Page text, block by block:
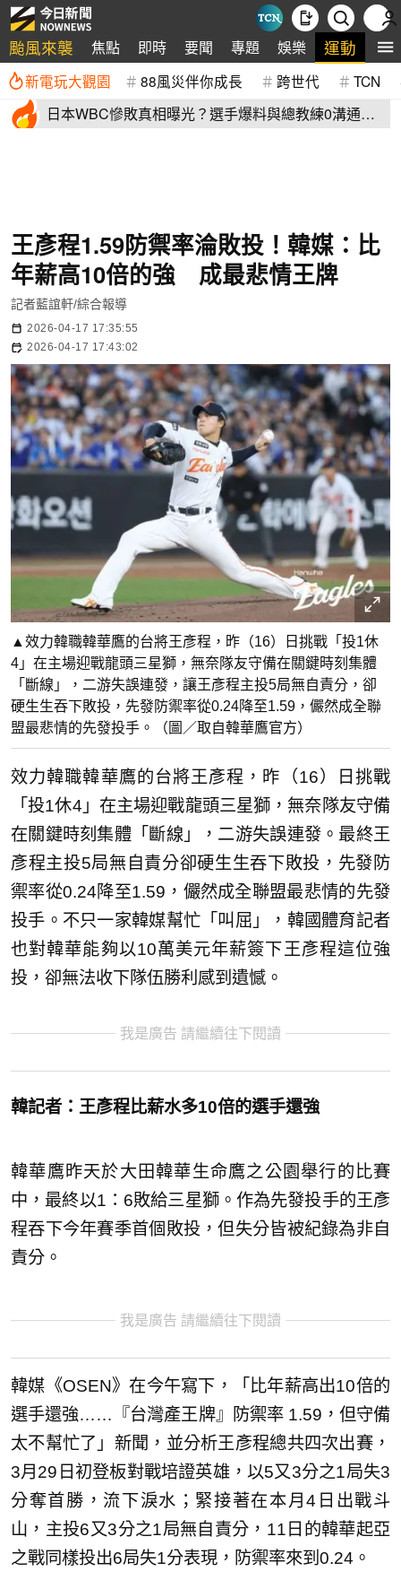
颱風來襲 焦點 即時 要聞 專題 娛樂 運動 全
新電玩大觀園 88風災伴你成長 跨世代 TCN
日本WBC慘敗真相曝光？選手爆料與總教練0溝通
王彥程1.59防禦率淪敗投！韓媒：比
年薪高10倍的強 成最悲情王牌
記者藍誼軒/綜合報導
2026-04-17 17:35:55
2026-04-17 17:43:02
▲效力韓職韓華鷹的台將王彥程，昨（16）日挑戰「投1休
4」在主場迎戰龍頭三星獅，無奈隊友守備在關鍵時刻集體
「斷線」，二游失誤連發，讓王彥程主投5局無自責分，卻
硬生生吞下敗投，先發防禦率從0.24降至1.59，儼然成全聯
盟最悲情的先發投手。（圖／取自韓華鷹官方）
效力韓職韓華鷹的台將王彥程，昨（16）日挑戰
「投1休4」在主場迎戰龍頭三星獅，無奈隊友守備
在關鍵時刻集體「斷線」，二游失誤連發。最終王
彥程主投5局無自責分卻硬生生吞下敗投，先發防
禦率從0.24降至1.59，儼然成全聯盟最悲情的先發
投手。不只一家韓媒幫忙「叫屈」，韓國體育記者
也對韓華能夠以10萬美元年薪簽下王彥程這位強
投，卻無法收下隊伍勝利感到遺憾。
我是廣告 請繼續往下閱讀
韓記者：王彥程比薪水多10倍的選手還強
韓華鷹昨天於大田韓華生命鷹之公園舉行的比賽
中，最終以1：6敗給三星獅。作為先發投手的王彥
程吞下今年賽季首個敗投，但失分皆被紀錄為非自
責分。
我是廣告 請繼續往下閱讀
韓媒《OSEN》在今午寫下，「比年薪高出10倍的
選手還強……『台灣產王牌』防禦率 1.59，但守備
太不幫忙了」新聞，並分析王彥程總共四次出賽，
3月29日初登板對戰培證英雄，以5又3分之1局失3
分奪首勝，流下淚水；緊接著在本月4日出戰斗
山，主投6又3分之1局無自責分，11日的韓華起亞
之戰同樣投出6局失1分表現，防禦率來到0.24。